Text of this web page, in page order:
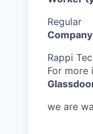
Regular
Rappi
For more
we are